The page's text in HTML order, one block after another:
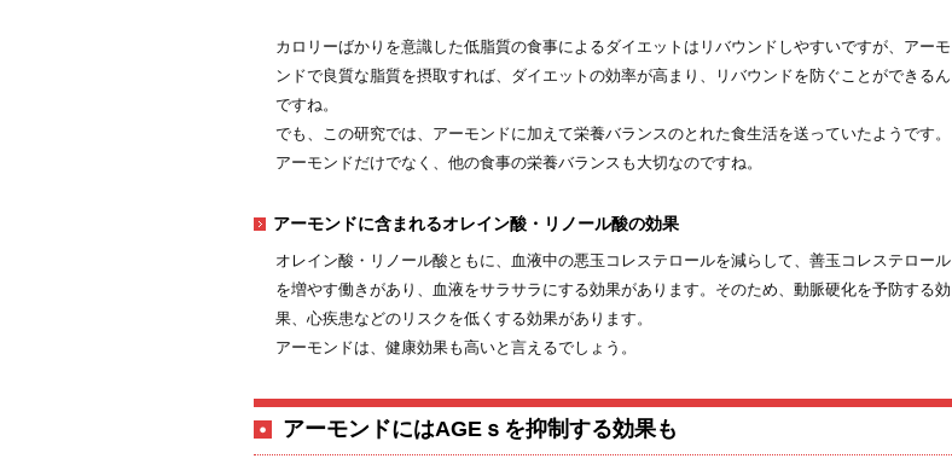
カロリーばかりを意識した低脂質の食事によるダイエットはリバウンドしやすいですが、アーモ
ンドで良質な脂質を摂取すれば、ダイエットの効率が高まり、リバウンドを防ぐことができるん
ですね。
でも、この研究では、アーモンドに加えて栄養バランスのとれた食生活を送っていたようです。
アーモンドだけでなく、他の食事の栄養バランスも大切なのですね。
アーモンドに含まれるオレイン酸・リノール酸の効果
オレイン酸・リノール酸ともに、血液中の悪玉コレステロールを減らして、善玉コレステロール
を増やす働きがあり、血液をサラサラにする効果があります。そのため、動脈硬化を予防する効
果、心疾患などのリスクを低くする効果があります。
アーモンドは、健康効果も高いと言えるでしょう。
アーモンドにはAGEｓを抑制する効果も